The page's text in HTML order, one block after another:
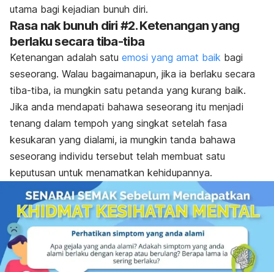
utama bagi kejadian bunuh diri.
Rasa nak bunuh diri #2. Ketenangan yang
berlaku secara tiba-tiba
Ketenangan adalah satu emosi yang amat baik bagi
seseorang. Walau bagaimanapun, jika ia berlaku secara
tiba-tiba, ia mungkin satu petanda yang kurang baik.
Jika anda mendapati bahawa seseorang itu menjadi
tenang dalam tempoh yang singkat setelah fasa
kesukaran yang dialami, ia mungkin tanda bahawa
seseorang individu tersebut telah membuat satu
keputusan untuk menamatkan kehidupannya.